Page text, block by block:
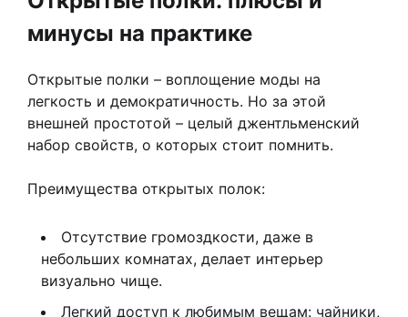
минусы на практике
Открытые полки – воплощение моды на
легкость и демократичность. Но за этой
внешней простотой – целый джентльменский
набор свойств, о которых стоит помнить.
Преимущества открытых полок:
Отсутствие громоздкости, даже в
небольших комнатах, делает интерьер
визуально чище.
Легкий доступ к любимым вещам: чайники,